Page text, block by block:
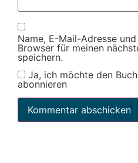
Name, E-Mail-Adresse
Browser für meinen
speichern.
Ja, ich möchte den
abonnieren